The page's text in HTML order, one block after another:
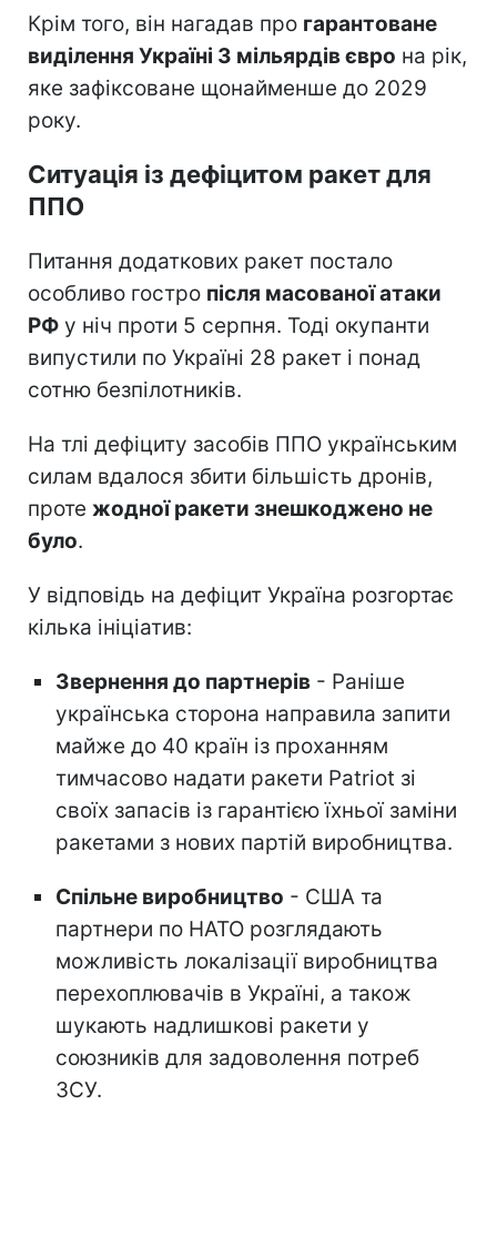
Крім того, він нагадав про гарантоване
виділення Україні 3 мільярдів євро на рік,
яке зафіксоване щонайменше до 2029
року.
Ситуація із дефіцитом ракет для
ППО
Питання додаткових ракет постало
особливо гостро після масованої атаки
РФ у ніч проти 5 серпня. Тоді окупанти
випустили по Україні 28 ракет і понад
сотню безпілотників.
На тлі дефіциту засобів ППО українським
силам вдалося збити більшість дронів,
проте жодної ракети знешкоджено не
було.
У відповідь на дефіцит Україна розгортає
кілька ініціатив:
Звернення до партнерів - Раніше
українська сторона направила запити
майже до 40 країн із проханням
тимчасово надати ракети Patriot зі
своїх запасів із гарантією їхньої заміни
ракетами з нових партій виробництва.
Спільне виробництво - США та
партнери по НАТО розглядають
можливість локалізації виробництва
перехоплювачів в Україні, а також
шукають надлишкові ракети у
союзників для задоволення потреб
ЗСУ.